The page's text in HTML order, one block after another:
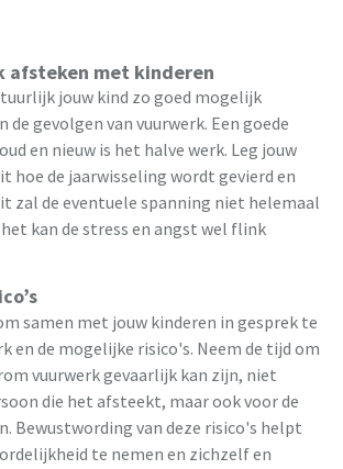
afsteken met kinderen
jouw kind zo goed mogelijk
de gevolgen van vuurwerk. Een goede
en nieuw is het halve werk. Leg jouw
hoe de jaarwisseling wordt gevierd en
zal de eventuele spanning niet helemaal
kan de stress en angst wel flink
samen met jouw kinderen in gesprek te
en de mogelijke risico's. Neem de tijd om
vuurwerk gevaarlijk kan zijn, niet
die het afsteekt, maar ook voor de
Bewustwording van deze risico's helpt
te nemen en zichzelf en